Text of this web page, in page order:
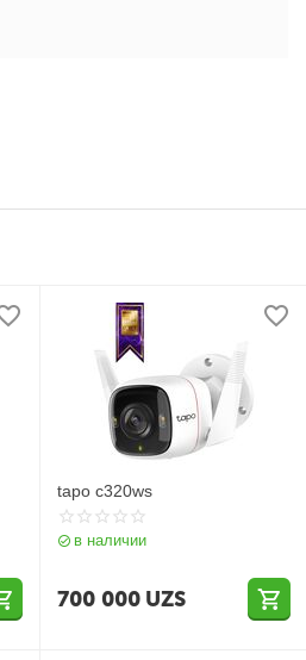
tapo c320ws
в наличии
700 000 UZS